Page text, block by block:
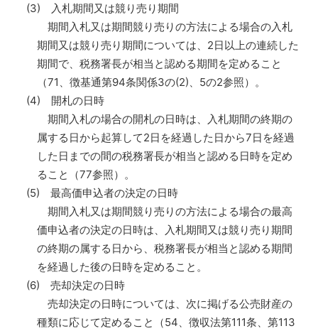
(3) 入札期間又は競り売り期間
期間入札又は期間競り売りの方法による場合の入札
期間又は競り売り期間については、2日以上の連続した
期間で、税務署長が相当と認める期間を定めること
（71、徴基通第94条関係3の(2)、5の2参照）。
(4) 開札の日時
期間入札の場合の開札の日時は、入札期間の終期の
属する日から起算して2日を経過した日から7日を経過
した日までの間の税務署長が相当と認める日時を定め
ること（77参照）。
(5) 最高価申込者の決定の日時
期間入札又は期間競り売りの方法による場合の最高
価申込者の決定の日時は、入札期間又は競り売り期間
の終期の属する日から、税務署長が相当と認める期間
を経過した後の日時を定めること。
(6) 売却決定の日時
売却決定の日時については、次に掲げる公売財産の
種類に応じて定めること（54、徴収法第111条、第113